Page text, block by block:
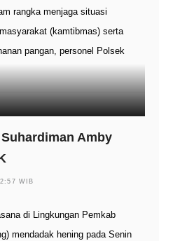
rangka menjaga situasi
(kamtibmas) serta
pangan, personel Polsek
Amby
WIB
di Lingkungan Pemkab
mendadak hening pada Senin